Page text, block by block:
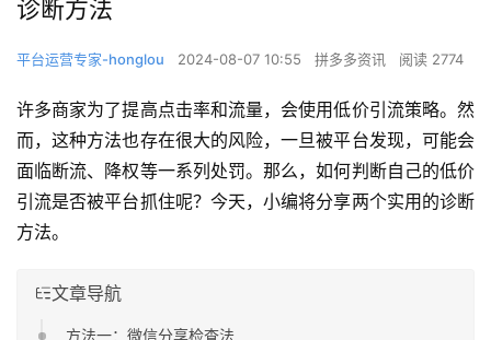
诊断方法
平台运营专家-honglou 2024-08-07 10:55 拼多多资讯 阅读 2774
许多商家为了提高点击率和流量，会使用低价引流策略。然
而，这种方法也存在很大的风险，一旦被平台发现，可能会
面临断流、降权等一系列处罚。那么，如何判断自己的低价
引流是否被平台抓住呢？今天，小编将分享两个实用的诊断
方法。
文章导航
方法一：微信分享检查法